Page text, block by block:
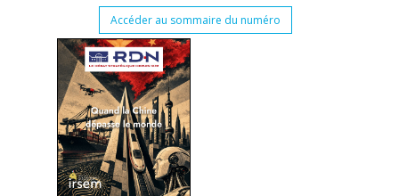
Accéder au sommaire du numéro